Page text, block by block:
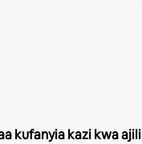
kufanyia kazi kwa